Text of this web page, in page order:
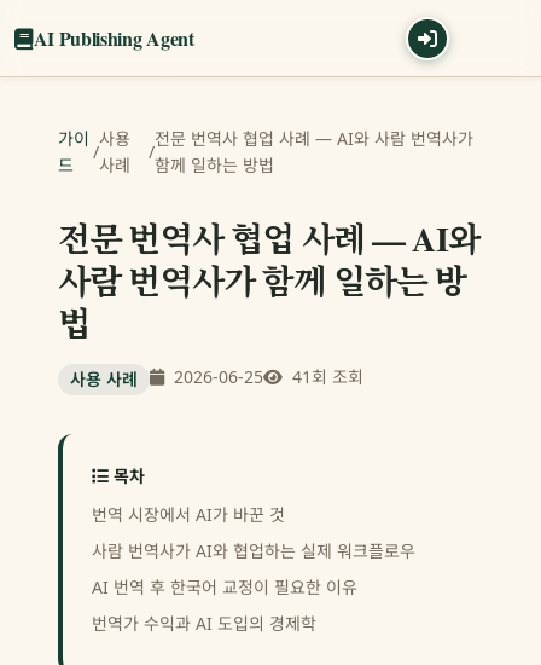
AI Publishing Agent
가이
드
/
사용
사례
/
전문 번역사 협업 사례 — AI와 사람 번역사가
함께 일하는 방법
전문 번역사 협업 사례 — AI와
사람 번역사가 함께 일하는 방
법
사용 사례 2026-06-25 41회 조회
목차
번역 시장에서 AI가 바꾼 것
사람 번역사가 AI와 협업하는 실제 워크플로우
AI 번역 후 한국어 교정이 필요한 이유
번역가 수익과 AI 도입의 경제학